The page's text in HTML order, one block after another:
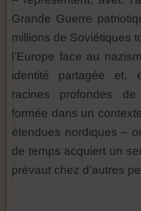
Grande Guerre
millions de Soviétiques
l’Europe face au
identité partagée et,
racines profondes
formée dans un
étendues nordiques –
de temps acquiert un
prévaut chez d’autres